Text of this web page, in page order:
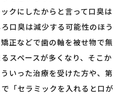
クにしたからと言って口臭は
口臭は減少する可能性のほう
正などで歯の軸を被せ物で無
スペースが多くなり、そこか
いった治療を受けた方や、第
「セラミックを入れると口が